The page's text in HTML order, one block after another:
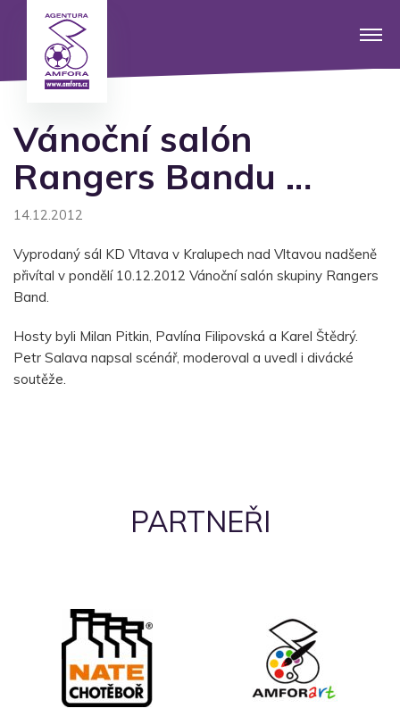
Vánoční salón
Rangers Bandu …
14.12.2012
Vyprodaný sál KD Vltava v Kralupech nad Vltavou nadšeně
přivítal v pondělí 10.12.2012 Vánoční salón skupiny Rangers
Band.
Hosty byli Milan Pitkin, Pavlína Filipovská a Karel Štědrý.
Petr Salava napsal scénář, moderoval a uvedl i divácké
soutěže.
PARTNEŘI